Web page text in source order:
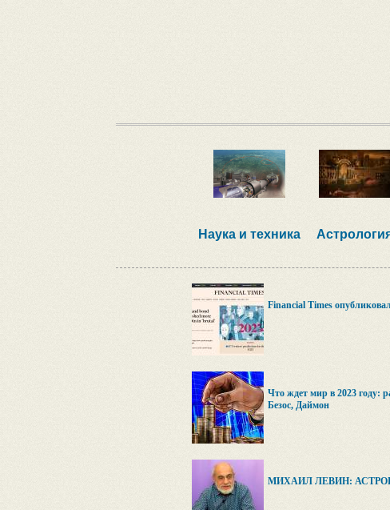
Наука и техника
Financial Times
Что ждет мир в 2023 году:
Безос, Даймон
МИХАИЛ ЛЕВИН: